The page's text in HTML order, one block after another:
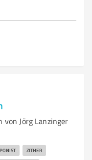
Jörg Lanzinger
ZITHER